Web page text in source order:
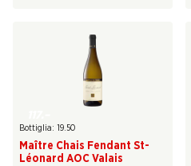
Bottiglia: 19.50
Maître Chais Fendant St-
Léonard AOC Valais